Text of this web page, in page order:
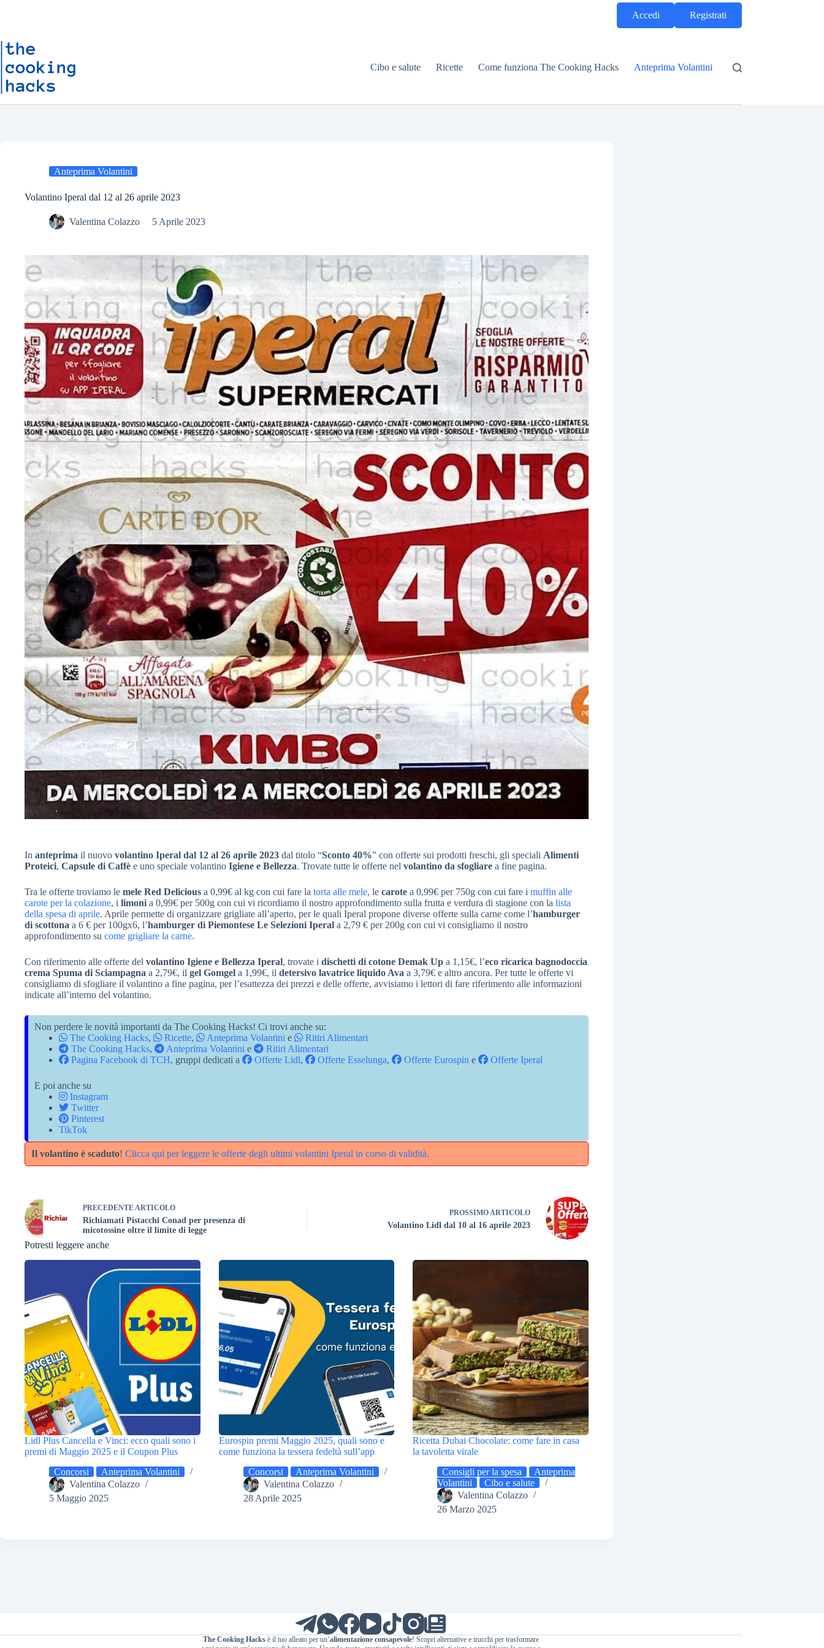
t
o
n
Accedi Registrati
Cibo e salute Ricette Come funziona The Cooking Hacks Anteprima Volantini
Anteprima Volantini
Volantino Iperal dal 12 al 26 aprile 2023
Valentina Colazzo 5 Aprile 2023
In anteprima il nuovo volantino Iperal dal 12 al 26 aprile 2023 dal titolo “Sconto 40%” con offerte sui prodotti freschi, gli speciali Alimenti
Proteici, Capsule di Caffè e uno speciale volantino Igiene e Bellezza. Trovate tutte le offerte nel volantino da sfogliare a fine pagina.
Tra le offerte troviamo le mele Red Delicious a 0,99€ al kg con cui fare la torta alle mele, le carote a 0,99€ per 750g con cui fare i muffin alle
carote per la colazione, i limoni a 0,99€ per 500g con cui vi ricordiamo il nostro approfondimento sulla frutta e verdura di stagione con la lista
della spesa di aprile. Aprile permette di organizzare grigliate all’aperto, per le quali Iperal propone diverse offerte sulla carne come l’hamburger
di scottona a 6 € per 100gx6, l’hamburger di Piemontese Le Selezioni Iperal a 2,79 € per 200g con cui vi consigliamo il nostro
approfondimento su come grigliare la carne.
Con riferimento alle offerte del volantino Igiene e Bellezza Iperal, trovate i dischetti di cotone Demak Up a 1,15€, l’eco ricarica bagnodoccia
crema Spuma di Sciampagna a 2,79€, il gel Gomgel a 1,99€, il detersivo lavatrice liquido Ava a 3,79€ e altro ancora. Per tutte le offerte vi
consigliamo di sfogliare il volantino a fine pagina, per l’esattezza dei prezzi e delle offerte, avvisiamo i lettori di fare riferimento alle informazioni
indicate all’interno del volantino.
Non perdere le novità importanti da The Cooking Hacks! Ci trovi anche su:
The Cooking Hacks, Ricette, Anteprima Volantini e
Ritiri Alimentari
The Cooking Hacks, Anteprima Volantini e
Ritiri Alimentari
Pagina Facebook di TCH, gruppi dedicati a Offerte Lidl, Offerte Esselunga, Offerte Eurospin e Offerte Iperal
E poi anche su
Instagram
Twitter
Pinterest
TikTok
Il volantino è scaduto! Clicca qui per leggere le offerte degli ultimi volantini Iperal in corso di validità.
PRECEDENTE ARTICOLO
Richiamati Pistacchi Conad per presenza di
micotossine oltre il limite di legge
PROSSIMO ARTICOLO
Volantino Lidl dal 10 al 16 aprile 2023
Potresti leggere anche
Lidl Plus Cancella e Vinci: ecco quali sono i
premi di Maggio 2025 e il Coupon Plus
Concorsi
Anteprima Volantini
Valentina Colazzo
5 Maggio 2025
Eurospin premi Maggio 2025, quali sono e
come funziona la tessera fedeltà sull’app
Concorsi
Anteprima Volantini
Valentina Colazzo
28 Aprile 2025
Ricetta Dubai Chocolate: come fare in casa
la tavoletta virale
Consigli per la spesa
Anteprima
Volantini
Cibo e salute
Valentina Colazzo
26 Marzo 2025
The Cooking Hacksè il tuo alleato per un’alimentazione consapevole! Scopri alternative e trucchi per trasformare